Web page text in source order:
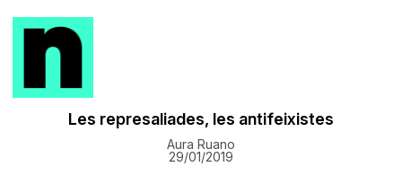
Les represaliades, les antifeixistes
Aura Ruano
29/01/2019